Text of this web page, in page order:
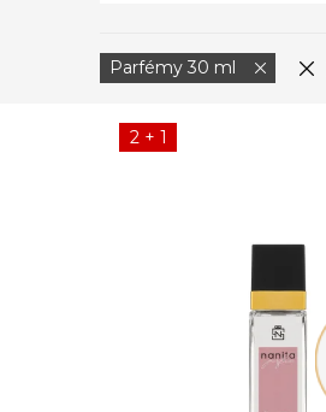
Parfémy 30 ml
V2 + 1